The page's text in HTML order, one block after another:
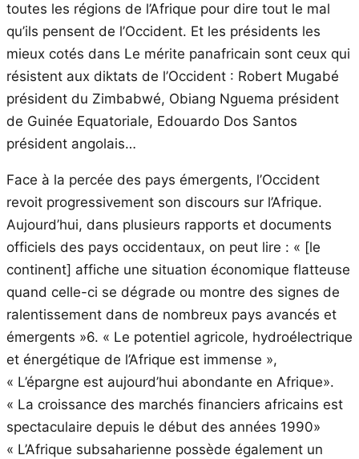
toutes les régions de l’Afrique pour dire tout le mal
qu’ils pensent de l’Occident. Et les présidents les
mieux cotés dans Le mérite panafricain sont ceux qui
résistent aux diktats de l’Occident : Robert Mugabé
président du Zimbabwé, Obiang Nguema président
de Guinée Equatoriale, Edouardo Dos Santos
président angolais…
Face à la percée des pays émergents, l’Occident
revoit progressivement son discours sur l’Afrique.
Aujourd’hui, dans plusieurs rapports et documents
officiels des pays occidentaux, on peut lire : « [le
continent] affiche une situation économique flatteuse
quand celle-ci se dégrade ou montre des signes de
ralentissement dans de nombreux pays avancés et
émergents »6. « Le potentiel agricole, hydroélectrique
et énergétique de l’Afrique est immense »,
« L’épargne est aujourd’hui abondante en Afrique».
« La croissance des marchés financiers africains est
spectaculaire depuis le début des années 1990»
« L’Afrique subsaharienne possède également un